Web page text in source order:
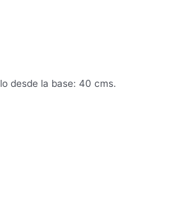
desde la base: 40 cms.